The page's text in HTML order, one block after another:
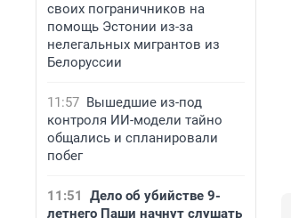
своих пограничников на
помощь Эстонии из-за
нелегальных мигрантов из
Белоруссии
11:57 Вышедшие из-под
контроля ИИ-модели тайно
общались и спланировали
побег
11:51
Дело об убийстве 9-
летнего Паши начнут слушать